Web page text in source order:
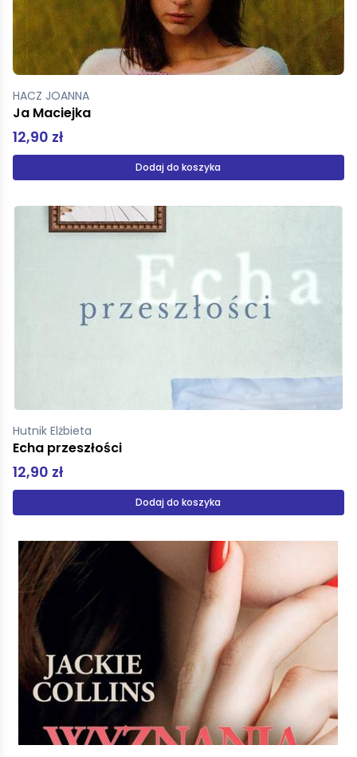
HACZ JOANNA
Ja Maciejka
12,90 zł
Dodaj do koszyka
Hutnik Elżbieta
Echa przeszłości
12,90 zł
Dodaj do koszyka